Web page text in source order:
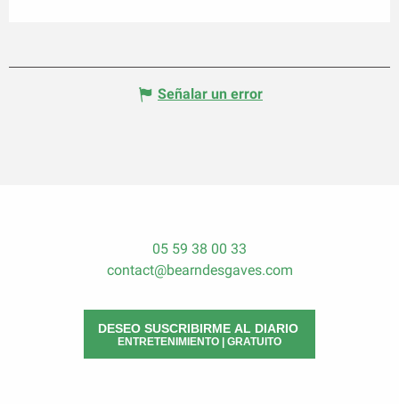
Señalar un error
05 59 38 00 33
contact@bearndesgaves.com
DESEO SUSCRIBIRME AL DIARIO
ENTRETENIMIENTO | GRATUITO